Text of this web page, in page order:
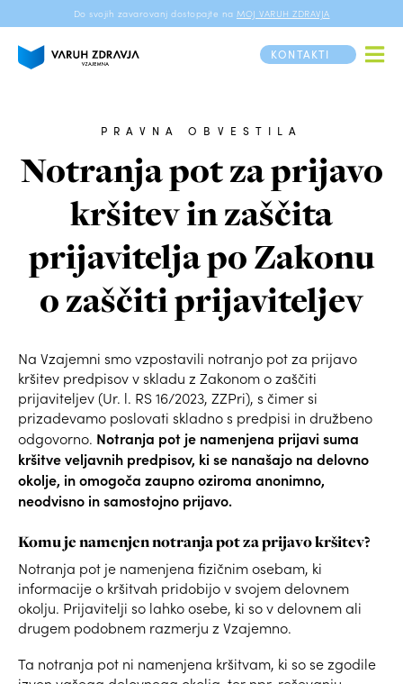
Do svojih zavarovanj dostopajte na MOJ VARUH ZDRAVJA
KONTAKTI
PRAVNA OBVESTILA
Notranja pot za prijavo
kršitev in zaščita
prijavitelja po Zakonu
o zaščiti prijaviteljev
Na Vzajemni smo vzpostavili notranjo pot za prijavo
kršitev predpisov v skladu z Zakonom o zaščiti
prijaviteljev (Ur. l. RS 16/2023, ZZPri), s čimer si
prizadevamo poslovati skladno s predpisi in družbeno
odgovorno. Notranja pot je namenjena prijavi suma
kršitve veljavnih predpisov, ki se nanašajo na delovno
okolje, in omogoča zaupno oziroma anonimno,
neodvisno in samostojno prijavo.
Komu je namenjen notranja pot za prijavo kršitev?
Notranja pot je namenjena fizičnim osebam, ki
informacije o kršitvah pridobijo v svojem delovnem
okolju. Prijavitelji so lahko osebe, ki so v delovnem ali
drugem podobnem razmerju z Vzajemno.
Ta notranja pot ni namenjena kršitvam, ki so se zgodile